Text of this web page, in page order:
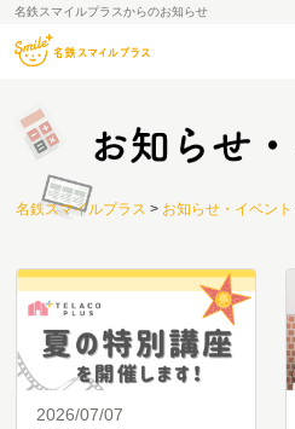
名鉄スマイルプラスからのお知らせ
名鉄スマイルプラス > お知らせ・イベント
2026/07/07